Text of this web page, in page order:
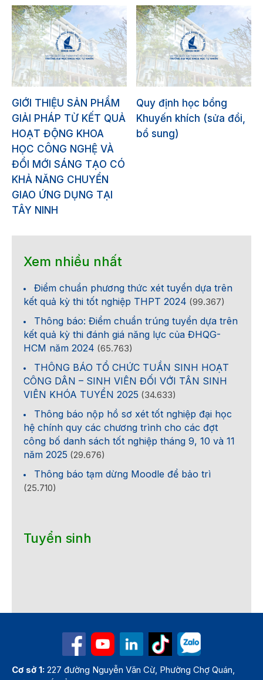
GIỚI THIỆU SẢN PHẨM
GIẢI PHÁP TỪ KẾT QUẢ
HOẠT ĐỘNG KHOA
HỌC CÔNG NGHỆ VÀ
ĐỔI MỚI SÁNG TẠO CÓ
KHẢ NĂNG CHUYỂN
GIAO ỨNG DỤNG TẠI
TÂY NINH
Quy định học bổng
Khuyến khích (sửa đổi,
bổ sung)
Xem nhiều nhất
Điểm chuẩn phương thức xét tuyển dựa trên
kết quả kỳ thi tốt nghiệp THPT 2024 (99.367)
Thông báo: Điểm chuẩn trúng tuyển dựa trên
kết quả kỳ thi đánh giá năng lực của ĐHQG-
HCM năm 2024 (65.763)
THÔNG BÁO TỔ CHỨC TUẦN SINH HOẠT
CÔNG DÂN – SINH VIÊN ĐỐI VỚI TÂN SINH
VIÊN KHÓA TUYỂN 2025 (34.633)
Thông báo nộp hồ sơ xét tốt nghiệp đại học
hệ chính quy các chương trình cho các đợt
công bố danh sách tốt nghiệp tháng 9, 10 và 11
năm 2025 (29.676)
Thông báo tạm dừng Moodle để bảo trì
(25.710)
Tuyển sinh
Cơ sở 1: 227 đường Nguyễn Văn Cừ, Phường Chợ Quán,